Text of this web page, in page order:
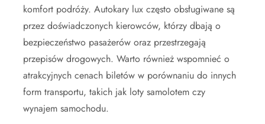
komfort podróży. Autokary lux często obsługiwane są
przez doświadczonych kierowców, którzy dbają o
bezpieczeństwo pasażerów oraz przestrzegają
przepisów drogowych. Warto również wspomnieć o
atrakcyjnych cenach biletów w porównaniu do innych
form transportu, takich jak loty samolotem czy
wynajem samochodu.